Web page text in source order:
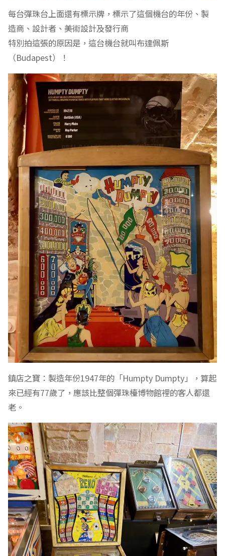
每台彈珠台上面還有標示牌，標示了這個機台的年份、製
造商、設計者、美術設計及發行商
特別拍這張的原因是，這台機台就叫布達佩斯
（Budapest）！
鎮店之寶：製造年份1947年的「Humpty Dumpty」，算起
來已經有77歲了，應該比整個彈珠檯博物館裡的客人都還
老。